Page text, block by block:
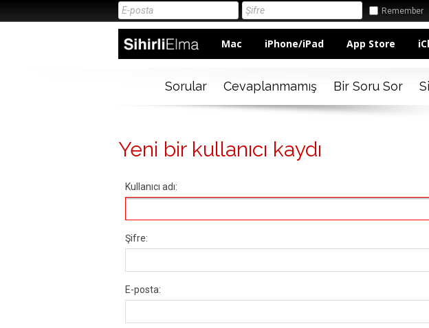
Remember
Mac iPhone/iPad App Store
Sorular Cevaplanmamış Bir Soru Sor
Yeni bir kullanıcı kaydı
Kullanıcı adı:
Şifre:
E-posta: